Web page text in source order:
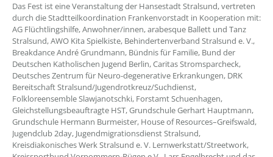
Das Fest ist eine Veranstaltung der Hansestadt Stralsund, vertreten
durch die Stadtteilkoordination Frankenvorstadt in Kooperation mit:
AG Flüchtlingshilfe, Anwohner/innen, arabesque Ballett und Tanz
Stralsund, AWO Kita Spielkiste, Behindertenverband Stralsund e. V.,
Breakdance André Grundmann, Bündnis für Familie, Bund der
Deutschen Katholischen Jugend Berlin, Caritas Stromsparcheck,
Deutsches Zentrum für Neuro-degenerative Erkrankungen, DRK
Bereitschaft Stralsund/Jugendrotkreuz/Suchdienst,
Folkloreensemble Slawjanotschki, Forstamt Schuenhagen,
Gleichstellungsbeauftragte HST, Grundschule Gerhart Hauptmann,
Grundschule Hermann Burmeister, House of Resources–Greifswald,
Jugendclub 2day, Jugendmigrationsdienst Stralsund,
Kreisdiakonisches Werk Stralsund e. V. Lernwerkstatt/Streetwork,